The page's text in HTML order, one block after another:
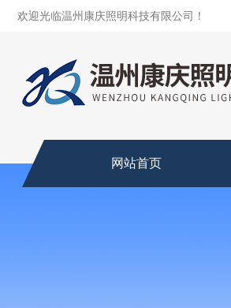
欢迎光临温州康庆照明科技有限公司！
网站首页